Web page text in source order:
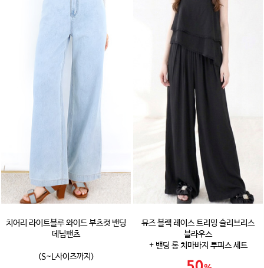
치어리 라이트블루 와이드 부츠컷 밴딩
데님팬츠
(S~L사이즈까지)
뮤즈 블랙 레이스 트리밍 슬리브리스
블라우스
+ 밴딩 롱 치마바지 투피스 세트